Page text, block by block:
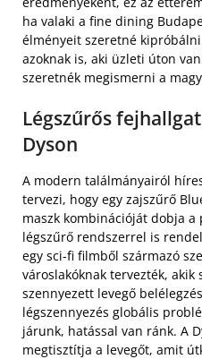
ha valaki a fine dining
élményeit szeretné
azoknak is, aki üzleti úton
szeretnék megismerni a
Légszűrős
Dyson
A modern találmányairól
tervezi, hogy egy zajszűrő
maszk kombinációját dobja
légszűrő rendszerrel is
egy sci-fi filmből származó
városlakóknak tervezték,
szennyezett levegő
légszennyezés globális
járunk, hatással van ránk. A
megtisztítja a levegőt, amit